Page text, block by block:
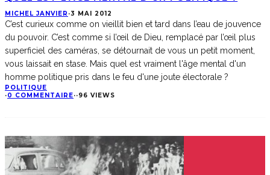
MICHEL JANVIER ·3 MAI 2012
C’est curieux comme on vieillit bien et tard dans l’eau de jouvence
du pouvoir. C’est comme si l’œil de Dieu, remplacé par l’œil plus
superficiel des caméras, se détournait de vous un petit moment,
vous laissait en stase. Mais quel est vraiment l'âge mental d'un
homme politique pris dans le feu d'une joute électorale ?
POLITIQUE
·0 COMMENTAIRE··96 VIEWS